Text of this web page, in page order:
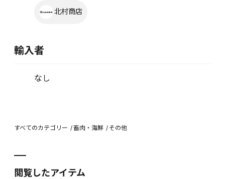
北村商店
輸入者
なし
すべてのカテゴリー 畜肉・海鮮 その他
閲覧したアイテム